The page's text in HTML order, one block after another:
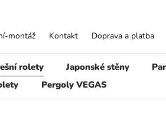
rolety Japonské stěny
Pergoly VEGAS
montáž Kontakt Doprava a platba